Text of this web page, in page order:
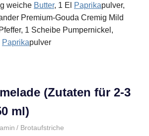
weiche Butter, 1 El Paprikapulver,
Premium-Gouda Cremig Mild
1 Scheibe Pumpernickel,
Paprikapulver
(Zutaten für 2-3
ml)
Brotaufstriche